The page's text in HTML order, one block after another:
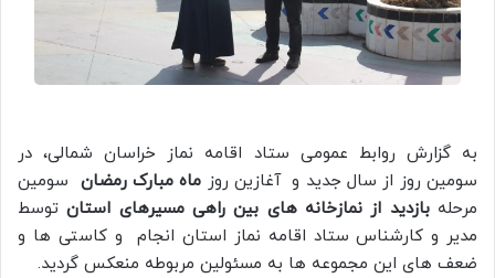
به گزارش روابط عمومی ستاد اقامه نماز خراسان شمالی، در
سومین روز از سال جدید و آغازین روز ماه مبارک رمضان سومین
مرحلهبازدید از نمازخانه های بین راهی مسیرهای استانتوسط
مدیر و کارشناس ستاد اقامه نماز استان انجام و کاستی ها و
ضعف های این مجموعه ها به مسئولین مربوطه منعکس گردید.